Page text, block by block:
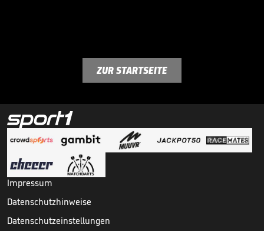
ZUR STARTSEITE
Impressum
Datenschutzhinweise
Datenschutzeinstellungen